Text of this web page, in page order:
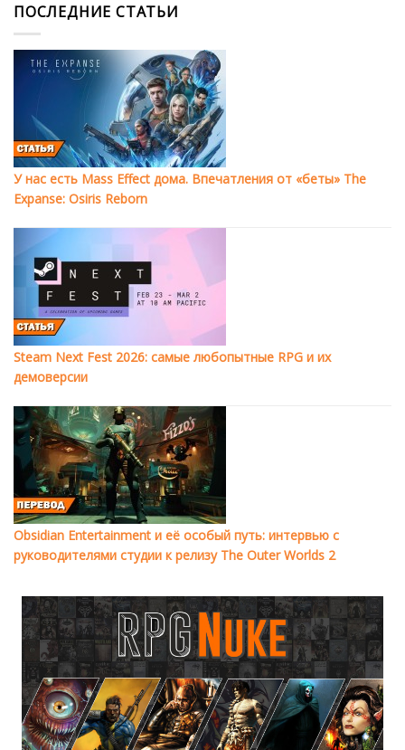
ПОСЛЕДНИЕ СТАТЬИ
У нас есть Mass Effect дома. Впечатления от «беты» The
Expanse: Osiris Reborn
Steam Next Fest 2026: самые любопытные RPG и их
демоверсии
Obsidian Entertainment и её особый путь: интервью с
руководителями студии к релизу The Outer Worlds 2